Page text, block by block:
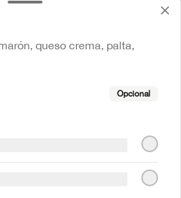
$8.990
queso crema, palta,
Opcional